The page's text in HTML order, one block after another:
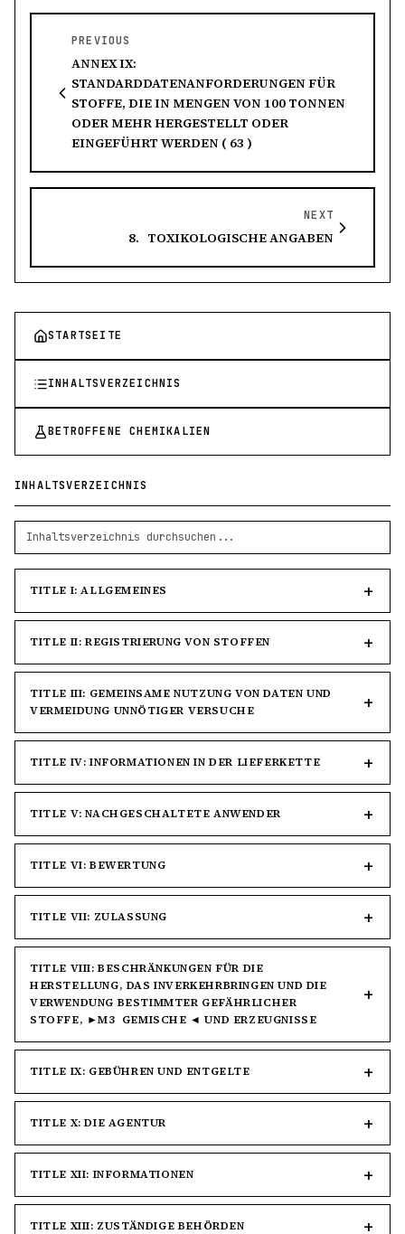
STARTSEITE
INHALTSVERZEICHNIS
BETROFFENE CHEMIKALIEN
INHALTSVERZEICHNIS
TITLE I: ALLGEMEINES
TITLE II: REGISTRIERUNG VON STOFFEN
TITLE III: GEMEINSAME NUTZUNG VON DATEN UND
VERMEIDUNG UNNÖTIGER VERSUCHE
TITLE IV: INFORMATIONEN IN DER LIEFERKETTE
TITLE V: NACHGESCHALTETE ANWENDER
TITLE VI: BEWERTUNG
TITLE VII: ZULASSUNG
TITLE VIII: BESCHRÄNKUNGEN FÜR DIE
HERSTELLUNG, DAS INVERKEHRBRINGEN UND DIE
VERWENDUNG BESTIMMTER GEFÄHRLICHER
STOFFE, ►M3 GEMISCHE ◄ UND ERZEUGNISSE
TITLE IX: GEBÜHREN UND ENTGELTE
TITLE X: DIE AGENTUR
TITLE XII: INFORMATIONEN
TITLE XIII: ZUSTÄNDIGE BEHÖRDEN
PREVIOUS
ANNEX IX:
STANDARDDATENANFORDERUNGEN FÜR
STOFFE, DIE IN MENGEN VON 100 TONNEN
ODER MEHR HERGESTELLT ODER
EINGEFÜHRT WERDEN ( 63 )
NEXT
8. TOXIKOLOGISCHE ANGABEN